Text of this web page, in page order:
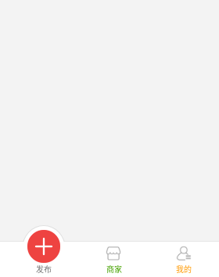
发布 商家 我的